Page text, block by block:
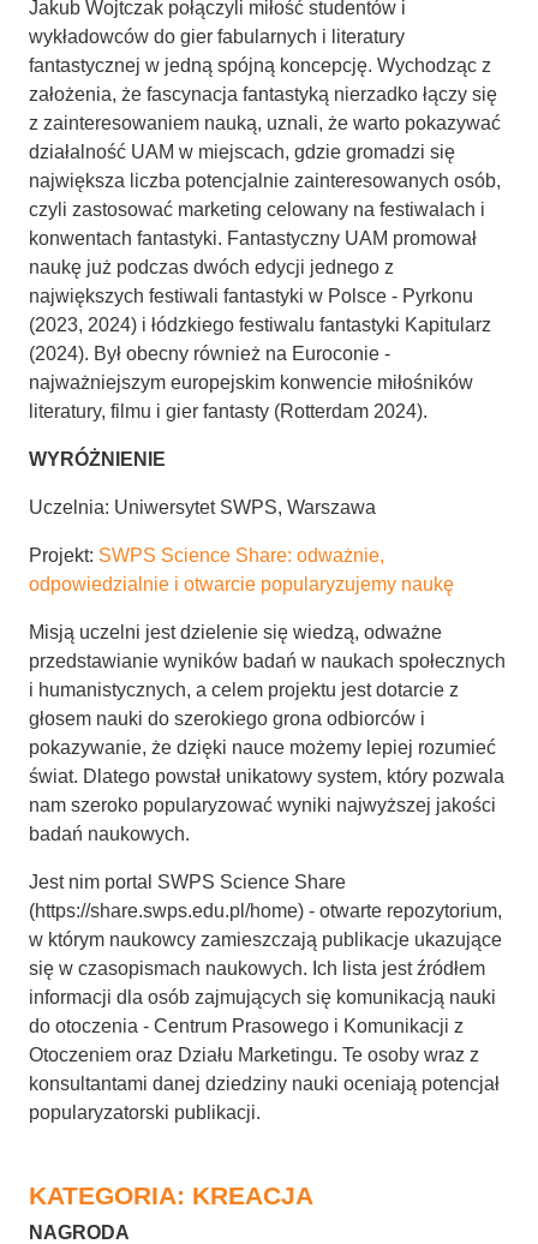
Jakub Wojtczak połączyli miłość studentów i
wykładowców do gier fabularnych i literatury
fantastycznej w jedną spójną koncepcję. Wychodząc z
założenia, że fascynacja fantastyką nierzadko łączy się
z zainteresowaniem nauką, uznali, że warto pokazywać
działalność UAM w miejscach, gdzie gromadzi się
największa liczba potencjalnie zainteresowanych osób,
czyli zastosować marketing celowany na festiwalach i
konwentach fantastyki. Fantastyczny UAM promował
naukę już podczas dwóch edycji jednego z
największych festiwali fantastyki w Polsce - Pyrkonu
(2023, 2024) i łódzkiego festiwalu fantastyki Kapitularz
(2024). Był obecny również na Euroconie -
najważniejszym europejskim konwencie miłośników
literatury, filmu i gier fantasty (Rotterdam 2024).
WYRÓŻNIENIE
Uczelnia: Uniwersytet SWPS, Warszawa
Projekt: SWPS Science Share: odważnie,
odpowiedzialnie i otwarcie popularyzujemy naukę
Misją uczelni jest dzielenie się wiedzą, odważne
przedstawianie wyników badań w naukach społecznych
i humanistycznych, a celem projektu jest dotarcie z
głosem nauki do szerokiego grona odbiorców i
pokazywanie, że dzięki nauce możemy lepiej rozumieć
świat. Dlatego powstał unikatowy system, który pozwala
nam szeroko popularyzować wyniki najwyższej jakości
badań naukowych.
Jest nim portal SWPS Science Share
(https://share.swps.edu.pl/home) - otwarte repozytorium,
w którym naukowcy zamieszczają publikacje ukazujące
się w czasopismach naukowych. Ich lista jest źródłem
informacji dla osób zajmujących się komunikacją nauki
do otoczenia - Centrum Prasowego i Komunikacji z
Otoczeniem oraz Działu Marketingu. Te osoby wraz z
konsultantami danej dziedziny nauki oceniają potencjał
popularyzatorski publikacji.
KATEGORIA: KREACJA
NAGRODA